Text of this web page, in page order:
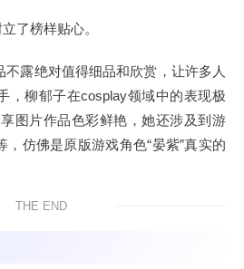
了榜样贴心。
露绝对值得细品和欣赏，让许多人
，柳郁子在cosplay领域中的表现极
图片作品色彩鲜艳，她还涉及到游
，仿佛是原版游戏角色“晏紫”真实的
THE END